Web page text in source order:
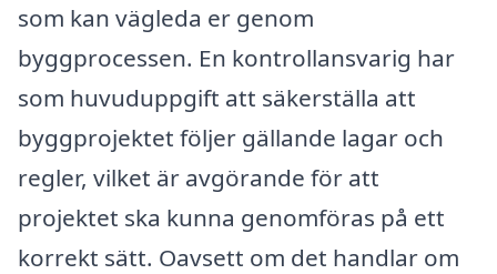
som kan vägleda er genom
byggprocessen. En kontrollansvarig har
som huvuduppgift att säkerställa att
byggprojektet följer gällande lagar och
regler, vilket är avgörande för att
projektet ska kunna genomföras på ett
korrekt sätt. Oavsett om det handlar om